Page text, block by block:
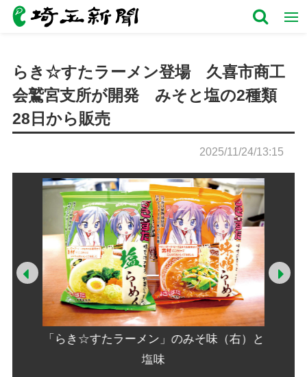
らき☆すたラーメン登場 久喜市商工
会鷲宮支所が開発 みそと塩の2種類
28日から販売
2025/11/24/13:15
「らき☆すたラーメン」のみそ味（右）と
塩味
Prev